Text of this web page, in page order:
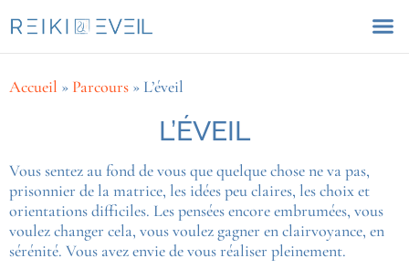
Accueil » Parcours » L’éveil
L’ÉVEIL
Vous sentez au fond de vous que quelque chose ne va pas,
prisonnier de la matrice, les idées peu claires, les choix et
orientations difficiles. Les pensées encore embrumées, vous
voulez changer cela, vous voulez gagner en clairvoyance, en
sérénité. Vous avez envie de vous réaliser pleinement.